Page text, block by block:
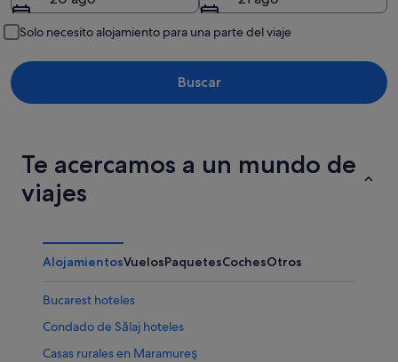
Condado de Dolj
Harghita
Distrito de Hunedoara
Condado de Iași
Mehedinti Olt
Solo necesito alojamiento para una parte del viaje
Buscar
Te acercamos a un mundo de
viajes
AlojamientosVuelosPaquetesCochesOtros
Bucarest hoteles
Condado de Sălaj hoteles
Casas rurales en Maramureş